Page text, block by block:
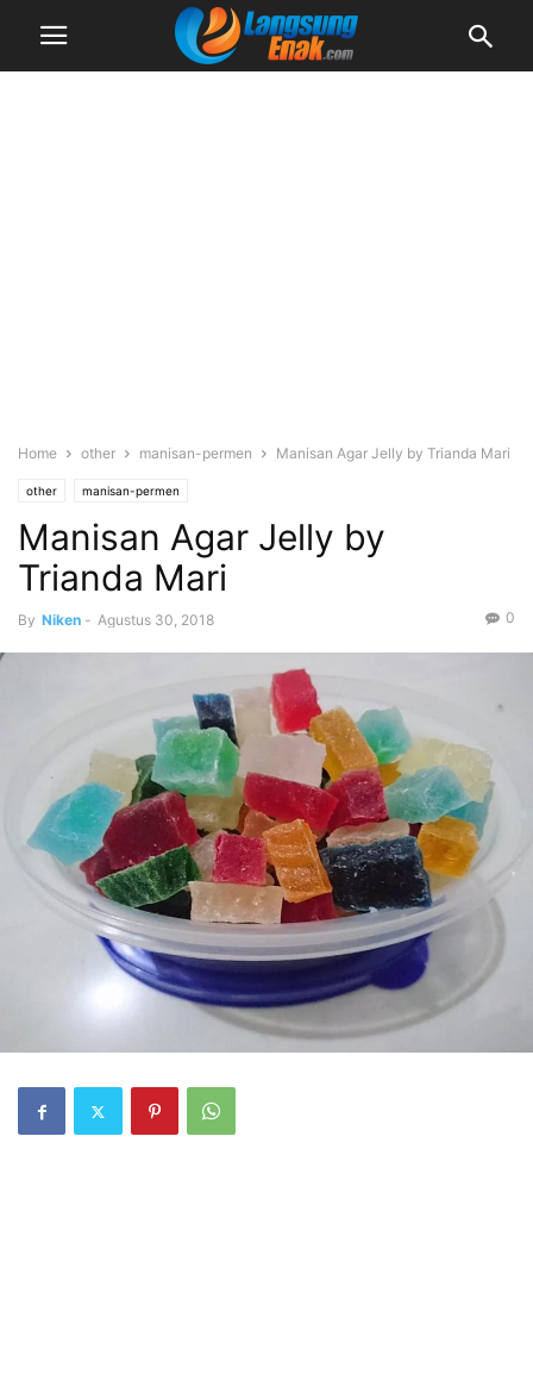
Home other manisan-permen Manisan Agar Jelly by Trianda Mari
other manisan-permen
Manisan Agar Jelly by
Trianda Mari
By Niken - Agustus 30, 2018 0